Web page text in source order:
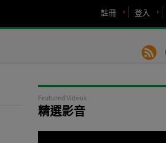
登入
註冊
Featured Videos
精選影音